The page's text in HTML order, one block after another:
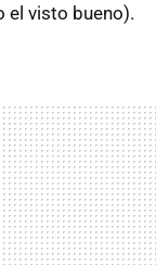
el visto bueno).